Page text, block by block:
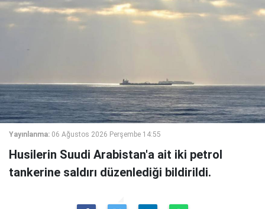
Yayınlanma: 06 Ağustos 2026 Perşembe 14:55
Husilerin Suudi Arabistan'a ait iki petrol
tankerine saldırı düzenlediği bildirildi.